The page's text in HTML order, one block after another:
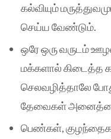
கல்வியும்
செய்ய வேண்டும்.
ஒரே ஒரு வருடம்
மக்களால் கிடைத்த
செலவழித்தாலே
தேவைகள்
பெண்கள்,